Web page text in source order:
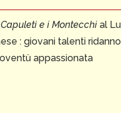
e i Montecchi al
: giovani talenti
appassionata